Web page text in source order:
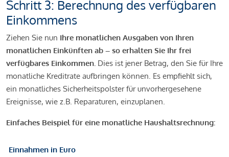
Schritt 3: Berechnung des verfügbaren
Einkommens
Ziehen Sie nun Ihre monatlichen Ausgaben von Ihren
monatlichen Einkünften ab – so erhalten Sie Ihr frei
verfügbares Einkommen. Dies ist jener Betrag, den Sie für Ihre
monatliche Kreditrate aufbringen können. Es empfiehlt sich,
ein monatliches Sicherheitspolster für unvorhergesehene
Ereignisse, wie z.B. Reparaturen, einzuplanen.
Einfaches Beispiel für eine monatliche Haushaltsrechnung:
Einnahmen in Euro